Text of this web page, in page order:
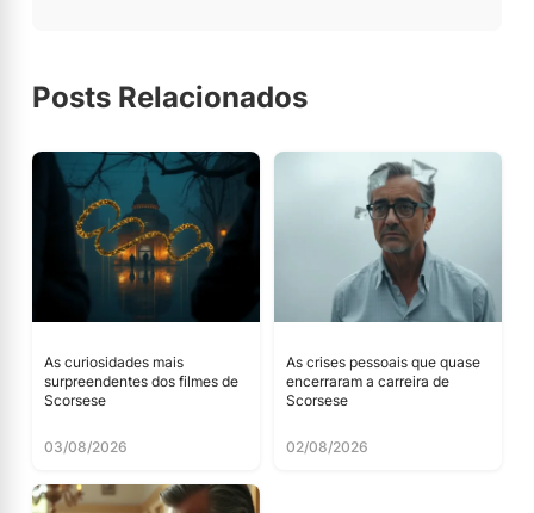
Posts Relacionados
As curiosidades mais
surpreendentes dos filmes de
Scorsese
03/08/2026
As crises pessoais que quase
encerraram a carreira de
Scorsese
02/08/2026